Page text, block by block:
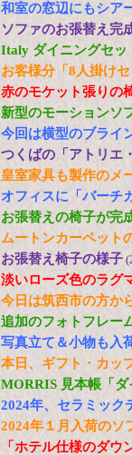
和室の窓辺にもシア
ソファのお張替え完
Italy ダイニングセッ
お客様分「8人掛け
赤のモケット張りの
新型のモーションソ
今回は横型のブライ
つくばの「アトリエ
皇室家具も製作のメ
オフィスに「バーチ
お張替えの椅子が完
ムートンカーペット
お張替え椅子の様子
淡いローズ色のラグ
今日は筑西市の方か
追加のフォトフレー
写真立て＆小物も入
本日、ギフト・カッ
MORRIS 見本帳「
2024年、セラミック
2024年１月入荷のソ
「ホテル仕様のダウ